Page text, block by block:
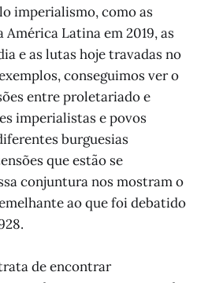
imperialismo, como as
Latina em 2019, as
e as lutas hoje travadas no
conseguimos ver o
entre proletariado e
imperialistas e povos
burguesias
que estão se
conjuntura nos mostram o
ao que foi debatido
de encontrar